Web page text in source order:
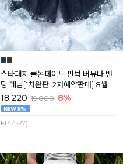
스타패치 쿨논페이드 핀턱 버뮤다 밴
딩 데님[1차완판! 2차예약판매] 8월셋
째주 순차배송
18,220 19,800 8%
F(44-77)